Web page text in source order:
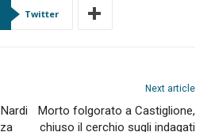
Twitter
Next article
Morto folgorato a Castiglione,
chiuso il cerchio sugli indagati